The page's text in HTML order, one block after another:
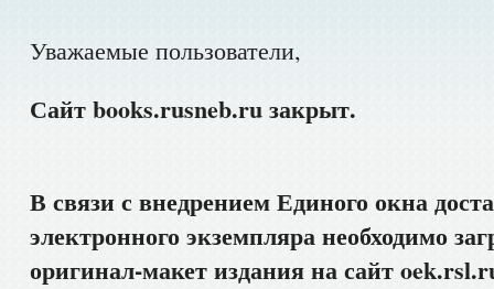
Уважаемые пользователи,
Сайт books.rusneb.ru закрыт.
В связи с внедрением Единого окна
электронного экземпляра необходимо
оригинал-макет издания на сайт